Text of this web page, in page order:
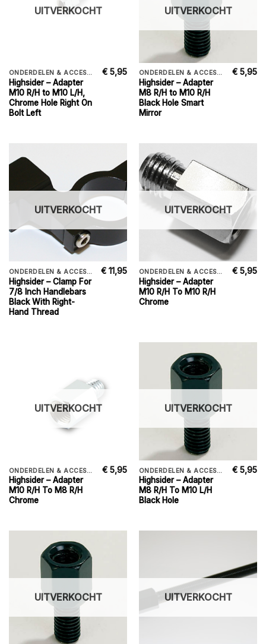
UITVERKOCHT
ONDERDELEN & ACCESSORIES
Highsider – Adapter
M10 R/H to M10 L/H,
Chrome Hole Right On
Bolt Left
€ 5,95
UITVERKOCHT
ONDERDELEN & ACCESSORIES
Highsider – Adapter
M8 R/H to M10 R/H
Black Hole Smart
Mirror
€ 5,95
UITVERKOCHT
ONDERDELEN & ACCESSORIES
Highsider – Clamp For
7/8 Inch Handlebars
Black With Right-
Hand Thread
€ 11,95
UITVERKOCHT
ONDERDELEN & ACCESSORIES
Highsider – Adapter
M10 R/H To M10 R/H
Chrome
€ 5,95
UITVERKOCHT
ONDERDELEN & ACCESSORIES
Highsider – Adapter
M10 R/H To M8 R/H
Chrome
€ 5,95
UITVERKOCHT
ONDERDELEN & ACCESSORIES
Highsider – Adapter
M8 R/H To M10 L/H
Black Hole
€ 5,95
UITVERKOCHT UITVERKOCHT